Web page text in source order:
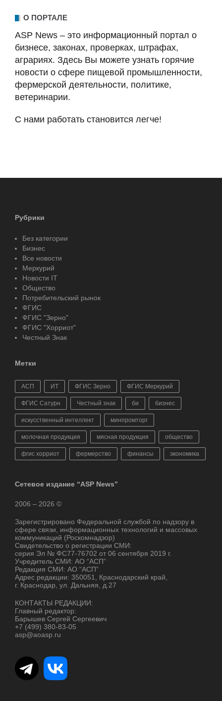
О ПОРТАЛЕ
ASP News – это информационный портал о
бизнесе, законах, проверках, штрафах,
аграриях. Здесь Вы можете узнать горячие
новости о сфере пищевой промышленности,
фермерской деятельности, политике,
ветеринарии.
С нами работать становится легче!
Рубрики
Без категории
Бизнес
Все новости
Меркурий
Новости IT
Общество
Потребительский рынок
ФГИС
ФГИС "Зерно"
ФГИС "Хорриот"
Честный Знак
Метки
АСП ИТ ФГИС Зерно ФГИС Меркурий
ФГИС Сатурн Честный знак би бизнес
искусственный интеллект минпромторг
молочная продукция мясная продукция общество
фгис хорриот фермерство финансы экономика
Сетевое издание “ASP News”
2006 – 2026 ©
Зарегистрировано Федеральной службой по надзору в
сфере связи, информационных технологий и массовых
коммуникаций (Роскомнадзор)
Свидетельство о регистрации СМИ:
серия Эл № ФС77-76702 от 06 сентября 2019 г.
Учредитель СМИ: АО “АСП”
Редакция СМИ: АО “АСП”
Адрес редакции: 350051, Краснодарский край,
г. Краснодар, ул. Дальняя, д.27
КОНТАКТЫ РЕДАКЦИИ:
Главный редактор:
Барышев Сергей Сергеевич
+7 (499) 380-83-05
asp@aoasp.ru